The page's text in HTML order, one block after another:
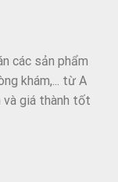
các sản phẩm
khám,... từ A
và giá thành tốt